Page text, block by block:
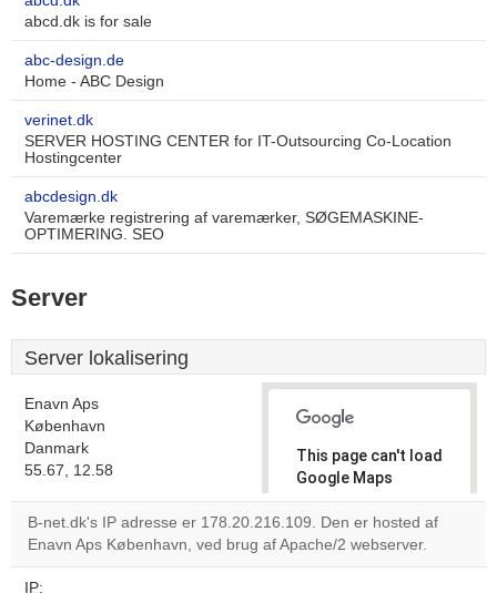
abcd.dk is for sale
abc-design.de
Home - ABC Design
verinet.dk
SERVER HOSTING CENTER for IT-Outsourcing Co-Location
Hostingcenter
abcdesign.dk
Varemærke registrering af varemærker, SØGEMASKINE-
OPTIMERING. SEO
Server
Server lokalisering
Enavn Aps
København
Danmark
55.67, 12.58
This page can't load
Google Maps
correctly.
Do you
own this
OK
B-net.dk's IP adresse er 178.20.216.109. Den er hosted af
Enavn Aps København, ved brug af Apache/2 webserver.
IP: